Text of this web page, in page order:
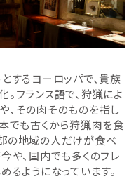
するヨーロッパで、貴族
フランス語で、狩猟によ
、その肉そのものを指し
でも古くから狩猟肉を食
の地域の人だけが食べ
や、国内でも多くのフレ
るようになっています。